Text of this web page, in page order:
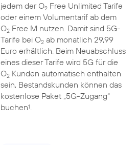
jedem der O2Free Unlimited Tarife
oder einem Volumentarif ab dem
O2Free M nutzen. Damit sind 5G-
Tarife bei O2ab monatlich 29,99
Euro erhältlich. Beim Neuabschluss
eines dieser Tarife wird 5G für die
O2Kunden automatisch enthalten
sein, Bestandskunden können das
kostenlose Paket „5G-Zugang“
buchen1.